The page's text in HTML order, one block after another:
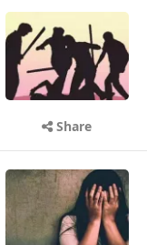
Share